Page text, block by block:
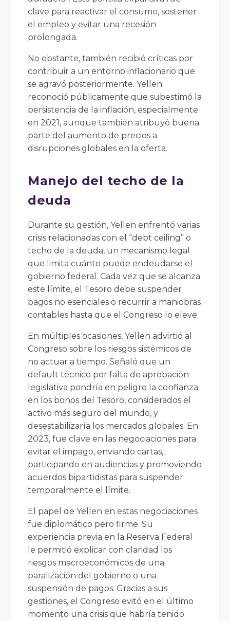
clave para reactivar el consumo, sostener
el empleo y evitar una recesión
prolongada.
No obstante, también recibió críticas por
contribuir a un entorno inflacionario que
se agravó posteriormente. Yellen
reconoció públicamente que subestimó la
persistencia de la inflación, especialmente
en 2021, aunque también atribuyó buena
parte del aumento de precios a
disrupciones globales en la oferta.
Manejo del techo de la
deuda
Durante su gestión, Yellen enfrentó varias
crisis relacionadas con el “debt ceiling” o
techo de la deuda, un mecanismo legal
que limita cuánto puede endeudarse el
gobierno federal. Cada vez que se alcanza
este límite, el Tesoro debe suspender
pagos no esenciales o recurrir a maniobras
contables hasta que el Congreso lo eleve.
En múltiples ocasiones, Yellen advirtió al
Congreso sobre los riesgos sistémicos de
no actuar a tiempo. Señaló que un
default técnico por falta de aprobación
legislativa pondría en peligro la confianza
en los bonos del Tesoro, considerados el
activo más seguro del mundo, y
desestabilizaría los mercados globales. En
2023, fue clave en las negociaciones para
evitar el impago, enviando cartas,
participando en audiencias y promoviendo
acuerdos bipartidistas para suspender
temporalmente el límite.
El papel de Yellen en estas negociaciones
fue diplomático pero firme. Su
experiencia previa en la Reserva Federal
le permitió explicar con claridad los
riesgos macroeconómicos de una
paralización del gobierno o una
suspensión de pagos. Gracias a sus
gestiones, el Congreso evitó en el último
momento una crisis que habría tenido